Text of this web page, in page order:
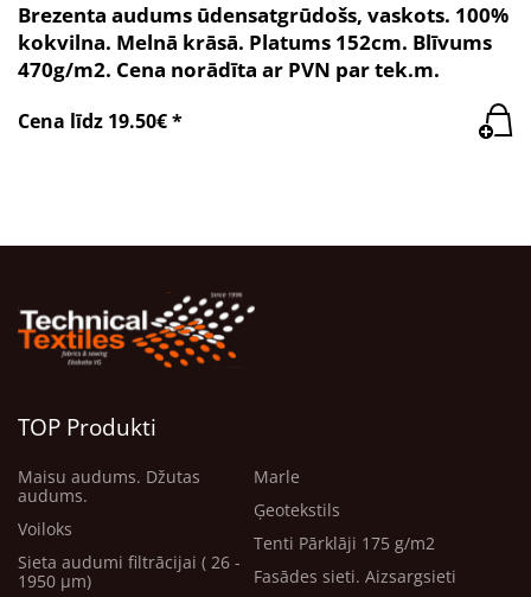
Brezenta audums ūdensatgrūdošs, vaskots. 100%
kokvilna. Melnā krāsā. Platums 152cm. Blīvums
470g/m2. Cena norādīta ar PVN par tek.m.
Cena līdz 19.50€ *
TOP Produkti
Maisu audums. Džutas
audums.
Voiloks
Sieta audumi filtrācijai ( 26 -
1950 μm)
Marle
Ģeotekstils
Tenti Pārklāji 175 g/m2
Fasādes sieti. Aizsargsieti